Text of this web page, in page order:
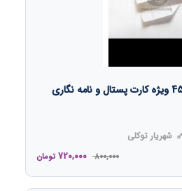
شهریار توکلی
800,000
720,000 تومان